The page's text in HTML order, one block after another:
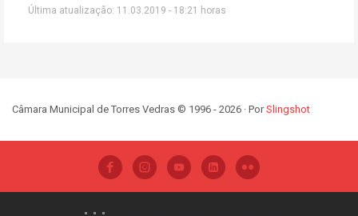
Última atualização: 11.03.2019 - 18:21 horas
Câmara Municipal de Torres Vedras © 1996 - 2026 · PorSlingshot